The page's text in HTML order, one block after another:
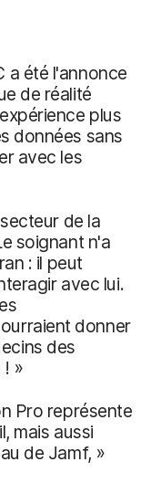
a été l'annonce
de réalité
plus
données sans
avec les
de la
soignant n'a
: il peut
avec lui.
donner
des
»
Pro représente
mais aussi
de Jamf, »